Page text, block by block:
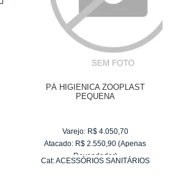
PÁ HIGIENICA ZOOPLAST
PEQUENA
Varejo: R$ 4.050,70
Atacado: R$ 2.550,90 (Apenas
Revendedor)
Cat:ACESSÓRIOS SANITÁRIOS